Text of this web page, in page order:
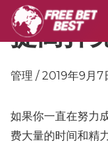
提高扑
管理 / 2019年9月7
如果你一直在努力
费大量的时间和精